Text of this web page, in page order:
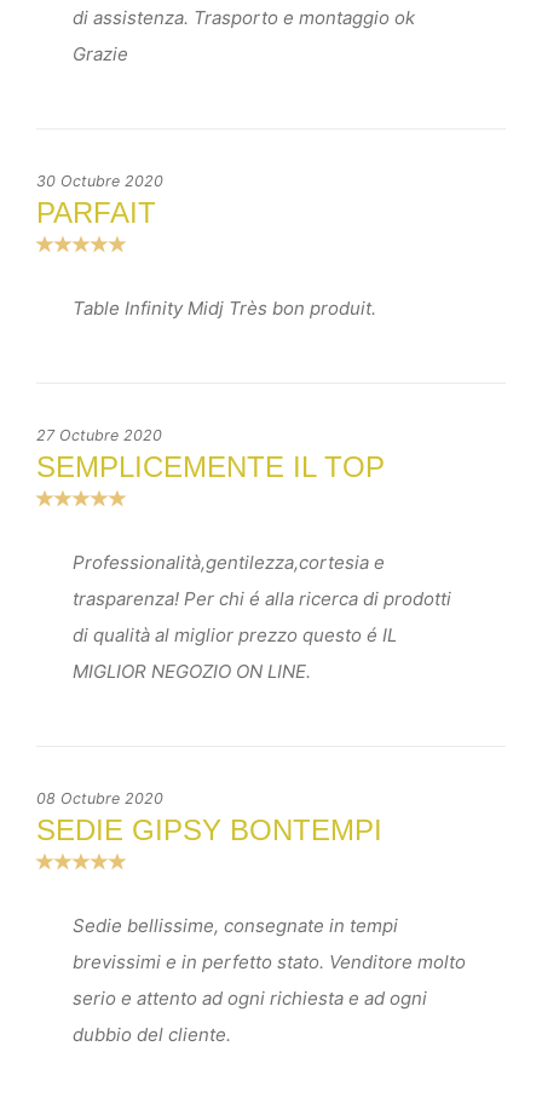
di assistenza. Trasporto e montaggio ok
Grazie
30 Octubre 2020
PARFAIT
Table Infinity Midj Très bon produit.
27 Octubre 2020
SEMPLICEMENTE IL TOP
Professionalità,gentilezza,cortesia e
trasparenza! Per chi é alla ricerca di prodotti
di qualità al miglior prezzo questo é IL
MIGLIOR NEGOZIO ON LINE.
08 Octubre 2020
SEDIE GIPSY BONTEMPI
Sedie bellissime, consegnate in tempi
brevissimi e in perfetto stato. Venditore molto
serio e attento ad ogni richiesta e ad ogni
dubbio del cliente.